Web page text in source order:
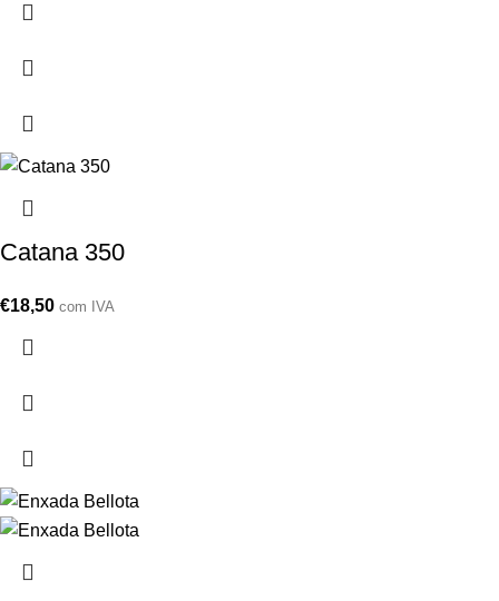
Catana 350
€18,50 com IVA